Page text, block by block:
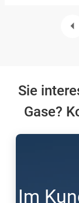
Sie
Gase?
Im